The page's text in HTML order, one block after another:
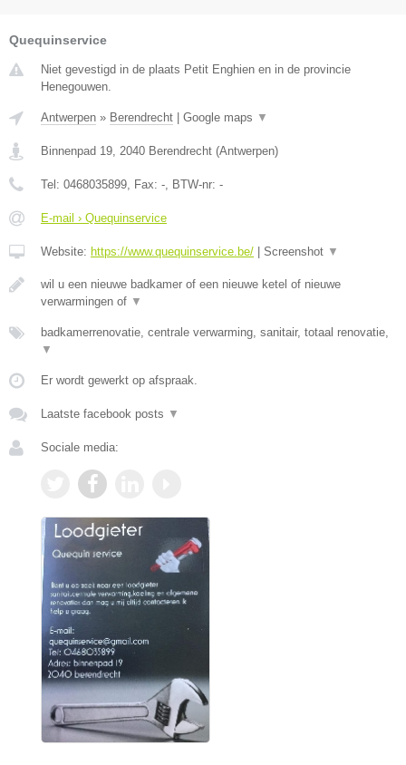
Quequinservice
Niet gevestigd in de plaats Petit Enghien en in de provincie
Henegouwen.
Antwerpen » Berendrecht Google maps ▼
Binnenpad 19, 2040 Berendrecht (Antwerpen)
Tel: 0468035899, Fax: -, BTW-nr: -
E-mail › Quequinservice
Website: https://www.quequinservice.be/ Screenshot ▼
wil u een nieuwe badkamer of een nieuwe ketel of nieuwe
verwarmingen of ▼
badkamerrenovatie, centrale verwarming, sanitair, totaal renovatie,
▼
Er wordt gewerkt op afspraak.
Laatste facebook posts ▼
Sociale media: